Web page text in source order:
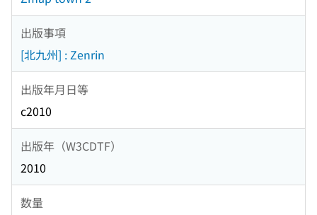
出版事項
[北九州] : Zenrin
出版年月日等
c2010
出版年（W3CDTF）
2010
数量